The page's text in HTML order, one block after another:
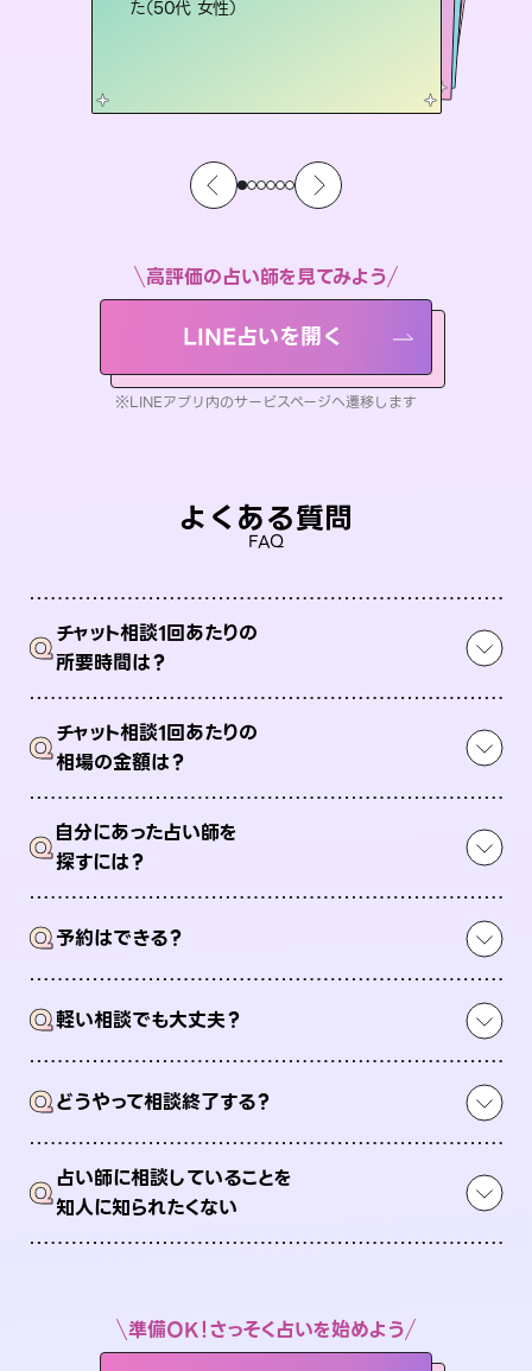
た（50代 女性）
高評価の占い師を見てみよう
LINE占いを開く
※LINEアプリ内のサービスページへ遷移します
よくある質問
FAQ
Qチャット相談1回あたりの
所要時間は？
Qチャット相談1回あたりの
相場の金額は？
Q自分にあった占い師を
探すには？
Q予約はできる？
Q軽い相談でも大丈夫？
Qどうやって相談終了する？
Q占い師に相談していることを
知人に知られたくない
準備OK！さっそく占いを始めよう